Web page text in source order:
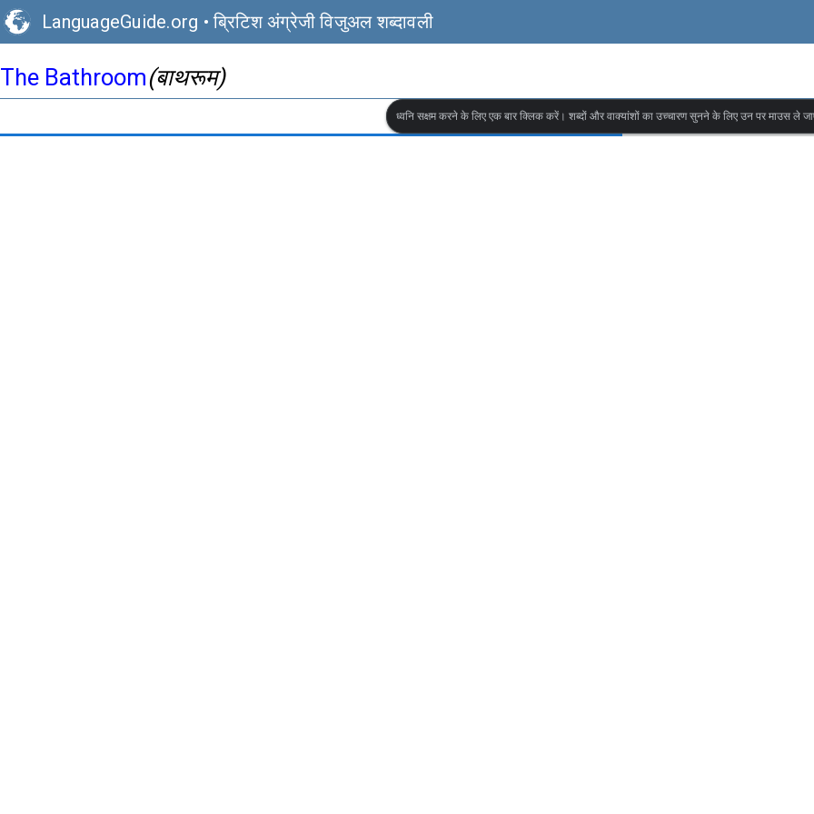
LanguageGuide.org •ब्रिटिश अंग्रेजी विजुअल शब्दावली
The Bathroom(बाथरूम)
ध्वनि सक्षम करने के लिए एक बार क्लिक करें। शब्दों और वाक्यांशों का उच्चारण सुनने के लिए उन पर माउस ले